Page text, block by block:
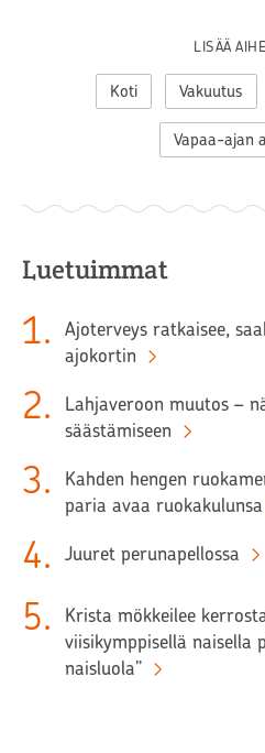
LISÄÄ
Koti Vakuutus
Vapaa-ajan
Luetuimmat
1.
Ajoterveys ratkaisee,
ajokortin
2.
Lahjaveroon muutos –
säästämiseen
3.
Kahden hengen
paria avaa ruokakulunsa
4. Juuret perunapellossa
5.
Krista mökkeilee
viisikymppisellä naisella
naisluola”